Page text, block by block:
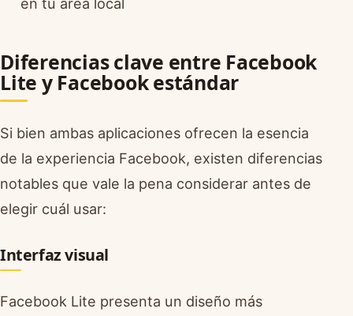
Diferencias clave entre Facebook
Lite y Facebook estándar
Si bien ambas aplicaciones ofrecen la esencia
de la experiencia Facebook, existen diferencias
notables que vale la pena considerar antes de
elegir cuál usar:
Interfaz visual
Facebook Lite presenta un diseño más